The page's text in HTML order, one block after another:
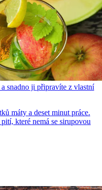
snadno ji připravíte z vlastní
máty a deset minut práce.
které nemá se sirupovou